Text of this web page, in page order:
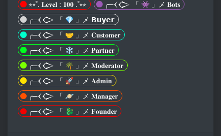
⋆⭒˚. 𝐋𝐞𝐯𝐞𝐥 : 𝟏𝟎𝟎 .˚⭒⋆
╭─𒌋𒀖 「 👾 」メ 𝐁𝐨𝐭𝐬
╭─𒌋𒀖 「 💎 」メ 𝗕𝘂𝘆𝗲𝗿
╭─𒌋𒀖 「 🤝 」メ 𝐂𝐮𝐬𝐭𝐨𝐦𝐞𝐫
╭─𒌋𒀖 「 ❄️ 」メ 𝐏𝐚𝐫𝐭𝐧𝐞𝐫
╭─𒌋𒀖 「 🌴 」メ 𝐌𝐨𝐝𝐞𝐫𝐚𝐭𝐨𝐫
╭─𒌋𒀖 「 🚀 」メ 𝐀𝐝𝐦𝐢𝐧
╭─𒌋𒀖 「 🪐 」メ 𝐌𝐚𝐧𝐚𝐠𝐞𝐫
╭─𒌋𒀖 「 🐉 」メ 𝐅𝐨𝐮𝐧𝐝𝐞𝐫